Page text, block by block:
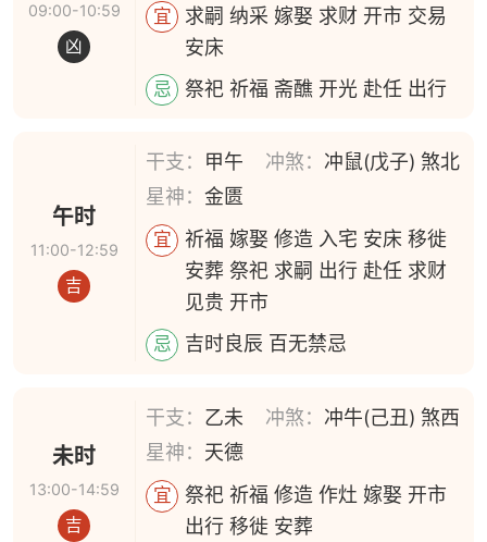
09:00-10:59
凶
宜
求嗣 纳采 嫁娶 求财 开市 交易
安床
忌 祭祀 祈福 斋醮 开光 赴任 出行
午时
11:00-12:59
吉
干支： 甲午 冲煞： 冲鼠(戊子) 煞北
星神：金匮
宜
祈福 嫁娶 修造 入宅 安床 移徙
安葬 祭祀 求嗣 出行 赴任 求财
见贵 开市
忌 吉时良辰 百无禁忌
未时
13:00-14:59
吉
干支： 乙未 冲煞： 冲牛(己丑) 煞西
星神： 天德
宜
祭祀 祈福 修造 作灶 嫁娶 开市
出行 移徙 安葬